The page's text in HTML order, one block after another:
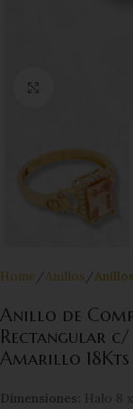
Home Anillos
Anillo de
Rectangular
Amarillo 18Kts
Dimensiones: Halo 8